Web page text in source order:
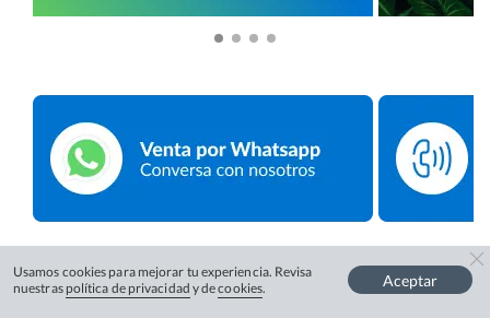
Usamos cookies para mejorar tu experiencia. Revisa
nuestras política de privacidad y decookies. Aceptar